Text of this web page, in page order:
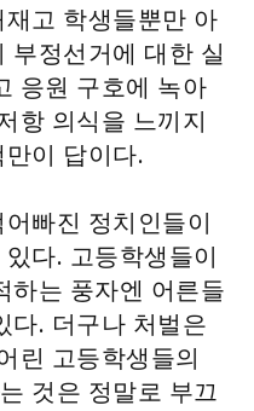
고 학생들뿐만 아
부정선거에 대한 실
응원 구호에 녹아
항 의식을 느끼지
이 답이다.
빠진 정치인들이
다. 고등학생들이
하는 풍자엔 어른들
다. 더구나 처벌은
린 고등학생들의
것은 정말로 부끄